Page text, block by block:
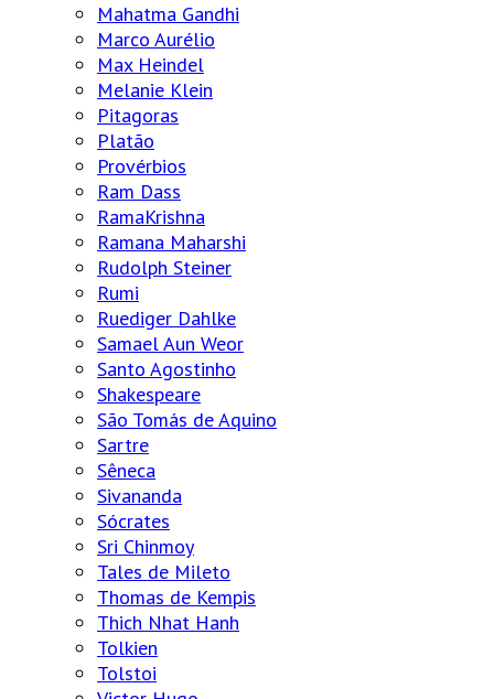
Mahatma Gandhi
Marco Aurélio
Max Heindel
Melanie Klein
Pitagoras
Platão
Provérbios
Ram Dass
RamaKrishna
Ramana Maharshi
Rudolph Steiner
Rumi
Ruediger Dahlke
Samael Aun Weor
Santo Agostinho
Shakespeare
São Tomás de Aquino
Sartre
Sêneca
Sivananda
Sócrates
Sri Chinmoy
Tales de Mileto
Thomas de Kempis
Thich Nhat Hanh
Tolkien
Tolstoi